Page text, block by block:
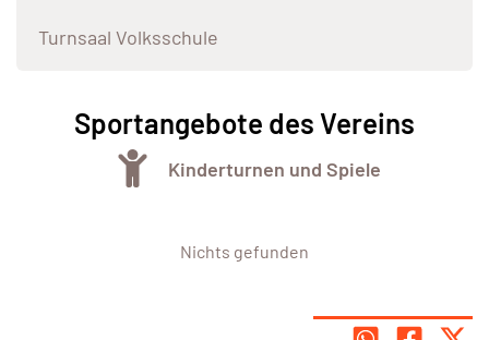
Turnsaal Volksschule
Sportangebote des Vereins
Kinderturnen und Spiele
Nichts gefunden